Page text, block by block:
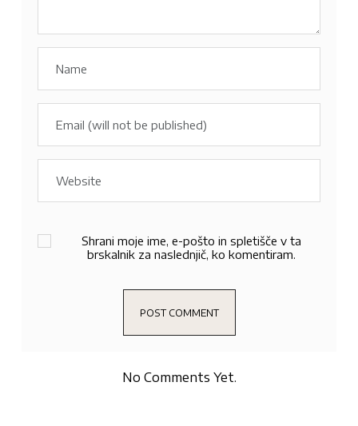
Shrani moje ime, e-pošto in spletišče v ta
brskalnik za naslednjič, ko komentiram.
No Comments Yet.